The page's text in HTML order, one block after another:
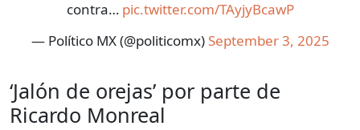
contra… pic.twitter.com/TAyjyBcawP
— Político MX (@politicomx) September 3, 2025
‘Jalón de orejas’ por parte de
Ricardo Monreal